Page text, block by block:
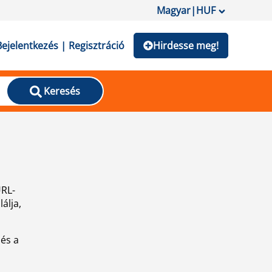
Magyar|HUF
| Regisztráció Hirdesse meg!
Keresés
a